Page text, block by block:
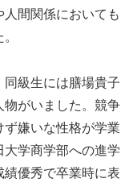
間関係においても
級生には膳場貴子
物がいました。競争
嫌いな性格が学業
学商学部への進学
優秀で卒業時に表